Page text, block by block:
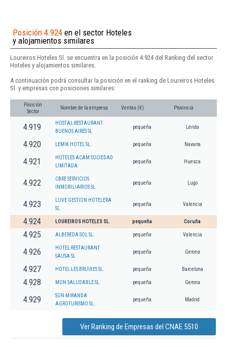
Posición 4.924 en el sector Hoteles
y alojamientos similares
Loureiros Hoteles Sl. se encuentra en la posición 4.924 del Ranking del sector
Hoteles y alojamientos similares.
A continuación podrá consultar la posición en el ranking de Loureiros Hoteles
Sl. y empresas con posiciones similares:
Posición
Sector
Nombre de la empresa Ventas (€) Provincia
4.919
HOSTAL-RESTAURANT
BUENOS AIRES SL
pequeña Lérida
4.920 LEMIK HOTEL SL. pequeña Navarra
4.921
HOTELES ACAM SOCIEDAD
LIMITADA.
pequeña Huesca
4.922
CBRE SERVICIOS
INMOBILIARIOS SL.
pequeña Lugo
4.923
LUVE GESTION HOTELERA
SL.
pequeña Valencia
4.924 LOUREIROS HOTELES SL. pequeña Coruña
4.925 ALBEREDA SOL SL. pequeña Valencia
4.926
HOTEL-RESTAURANT
SAUSA SL
pequeña Gerona
4.927 HOTEL LES BRUIXES SL. pequeña Barcelona
4.928 MON SALUDABLE SL. pequeña Gerona
4.929
SON MIRANDA
AGROTURISMO SL.
pequeña Madrid
Ver Ranking de Empresas del CNAE 5510